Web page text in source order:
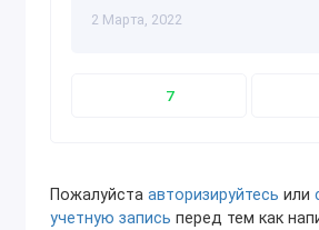
7
2 Марта, 2022
Пожалуйста авторизируйтесь или
учетную запись перед тем как